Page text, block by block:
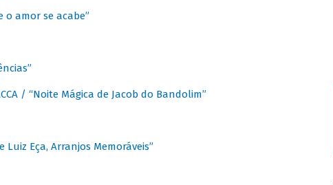
o amor se acabe”
/ “Noite Mágica de Jacob do Bandolim”
Luiz Eça, Arranjos Memoráveis”